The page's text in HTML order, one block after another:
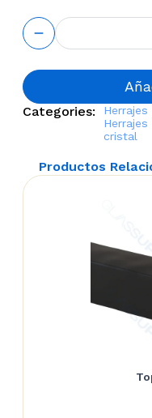
180° Glass
to Glass
Latch for
Frameless
Railing
cantidad
Categories:
cristal
Productos